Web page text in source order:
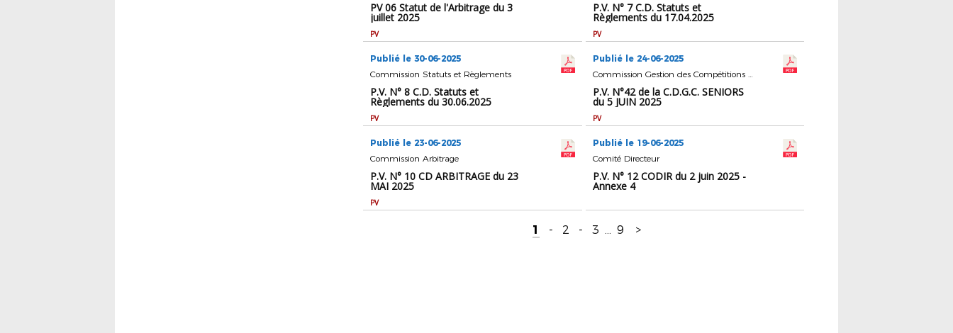
PV 06 Statut de l'Arbitrage du 3
juillet 2025
PV
P.V. N° 7 C.D. Statuts et
Règlements du 17.04.2025
PV
Publié le 30-06-2025
Commission Statuts et Règlements
P.V. N° 8 C.D. Statuts et
Règlements du 30.06.2025
PV
Publié le 24-06-2025
Commission Gestion des Compétitions Séniors
P.V. N°42 de la C.D.G.C. SENIORS
du 5 JUIN 2025
PV
Publié le 23-06-2025
Commission Arbitrage
P.V. N° 10 CD ARBITRAGE du 23
MAI 2025
PV
Publié le 19-06-2025
Comité Directeur
P.V. N° 12 CODIR du 2 juin 2025 -
Annexe 4
1 - 2 - 3 ... 9 >